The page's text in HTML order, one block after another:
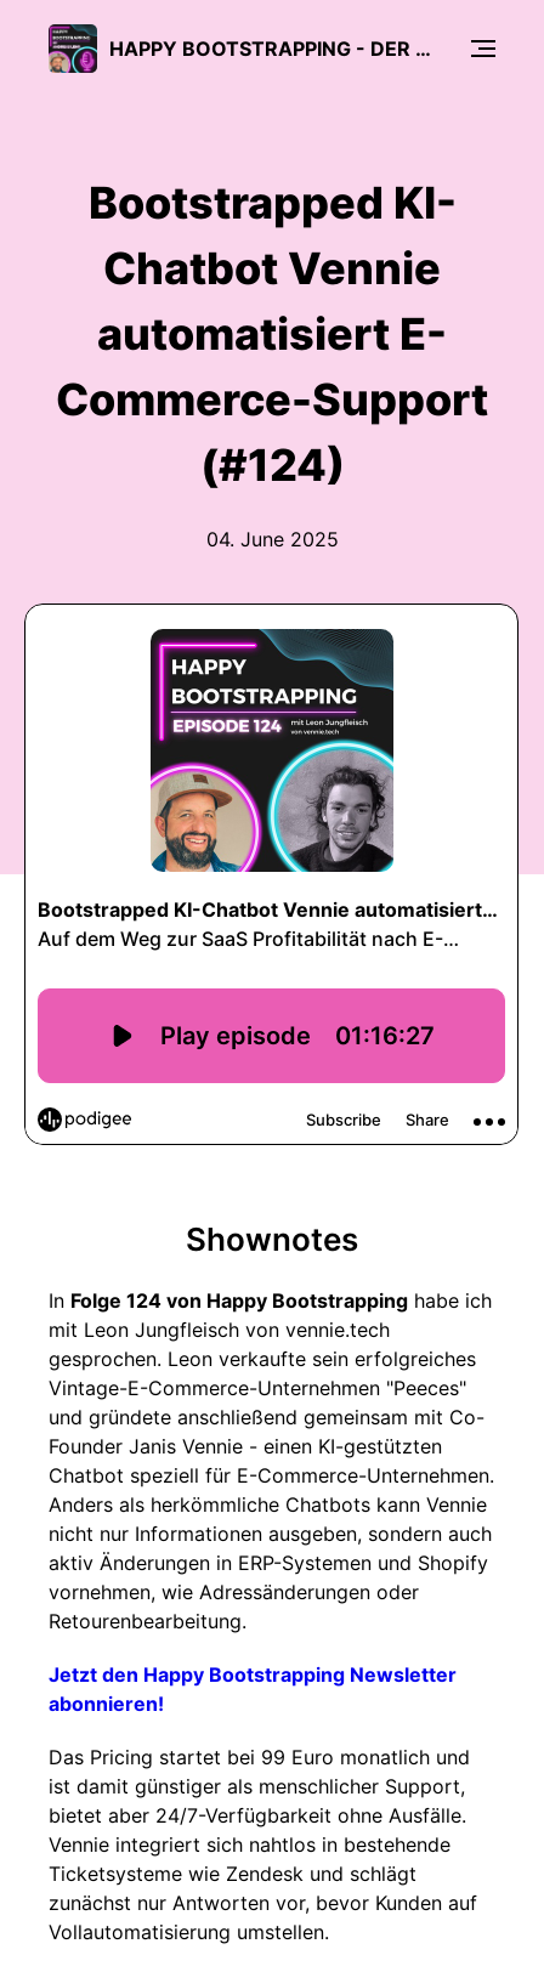
HAPPY BOOTSTRAPPING - DER PODCAST FÜR GRÜNDER:INNEN UND BOOTSTRAPPER
Bootstrapped KI-
Chatbot Vennie
automatisiert E-
Commerce-Support
(#124)
04. June 2025
Shownotes
In Folge 124 von Happy Bootstrapping habe ich
mit Leon Jungfleisch von vennie.tech
gesprochen. Leon verkaufte sein erfolgreiches
Vintage-E-Commerce-Unternehmen "Peeces"
und gründete anschließend gemeinsam mit Co-
Founder Janis Vennie - einen KI-gestützten
Chatbot speziell für E-Commerce-Unternehmen.
Anders als herkömmliche Chatbots kann Vennie
nicht nur Informationen ausgeben, sondern auch
aktiv Änderungen in ERP-Systemen und Shopify
vornehmen, wie Adressänderungen oder
Retourenbearbeitung.
Jetzt den Happy Bootstrapping Newsletter
abonnieren!
Das Pricing startet bei 99 Euro monatlich und
ist damit günstiger als menschlicher Support,
bietet aber 24/7-Verfügbarkeit ohne Ausfälle.
Vennie integriert sich nahtlos in bestehende
Ticketsysteme wie Zendesk und schlägt
zunächst nur Antworten vor, bevor Kunden auf
Vollautomatisierung umstellen.